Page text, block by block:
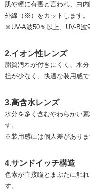
肌や瞳に有害と言われ、白
外線（※）をカットします。
※UV-A波50％以上、UV-B波
2.イオン性レンズ
脂質汚れが付きにくく、水
担が少なく、快適な装用感で
3.高含水レンズ
水分を多く含むやわらかい
す。
※装用感には個人差がありま
4.サンドイッチ構造
色素が直接瞳とまぶたに触
す。